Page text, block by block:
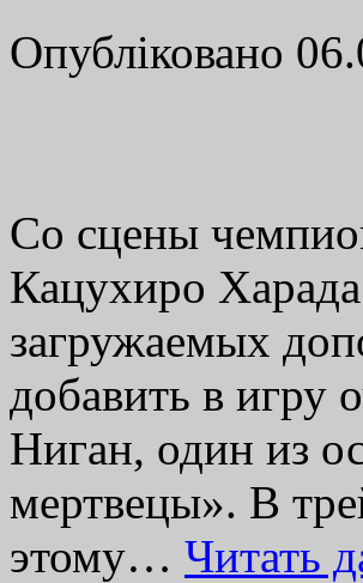
Опубліковано
Со сцены
Кацухиро
загружаемых
добавить в игру
Ниган, один из
мертвецы». В
этому… Читать